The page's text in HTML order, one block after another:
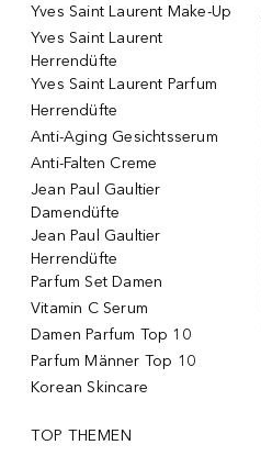
Yves Saint Laurent Make-Up
Yves Saint Laurent
Herrendüfte
Yves Saint Laurent Parfum
Herrendüfte
Anti-Aging Gesichtsserum
Anti-Falten Creme
Jean Paul Gaultier
Damendüfte
Jean Paul Gaultier
Herrendüfte
Parfum Set Damen
Vitamin C Serum
Damen Parfum Top 10
Parfum Männer Top 10
Korean Skincare
TOP THEMEN